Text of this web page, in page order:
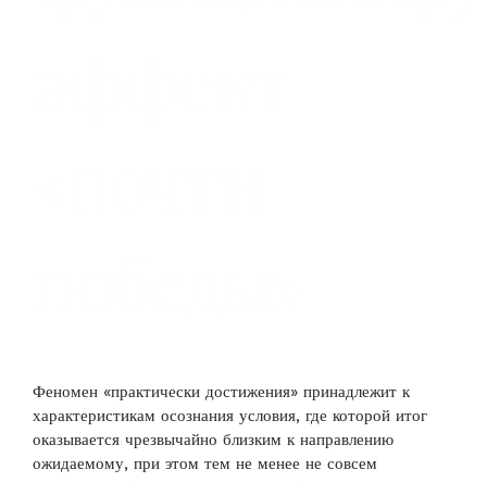
Феномен «практически достижения» принадлежит к
характеристикам осознания условия, где которой итог
оказывается чрезвычайно близким к направлению
ожидаемому, при этом тем не менее не совсем